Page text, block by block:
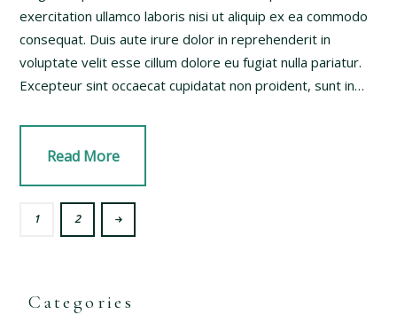
exercitation ullamco laboris nisi ut aliquip ex ea commodo
consequat. Duis aute irure dolor in reprehenderit in
voluptate velit esse cillum dolore eu fugiat nulla pariatur.
Excepteur sint occaecat cupidatat non proident, sunt in…
Read More
1 2
Categories